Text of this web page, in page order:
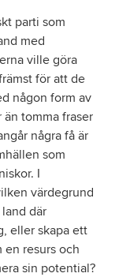
parti som
med
ville göra
för att de
någon form av
tomma fraser
några få är
som
I
värdegrund
där
eller skapa ett
en resurs och
sin potential?